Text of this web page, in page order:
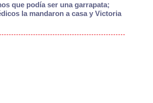
que podía ser una garrapata;
la mandaron a casa y Victoria